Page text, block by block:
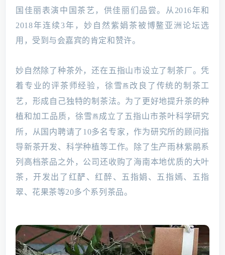
国佳丽表演中国茶艺，供佳丽们品尝。从2016年和
2018年连续3年，妙自然紫娟茶被博鳌亚洲论坛选
用，受到与会嘉宾的肯定和赞许。
妙自然除了种茶外，还在五指山市设立了制茶厂。凭
着专业的评茶师经验，徐雪燕 改良了传统的制茶工
艺，形成自己独特的制茶法。为了更好地提升茶的种
植和加工品质，徐雪 燕成立了五指山市茶叶科学研究
所，从国内聘请了10多名专家，作为研究所的顾问指
导新茶开发、科学种植等工作。除了生产雨林紫鹃系
列高档茶品之外，公司还收购了海南本地优质的大叶
茶，开发出了红酽、红醉、五指娟、五指嫣、五指
翠、花果茶等20多个系列茶品。